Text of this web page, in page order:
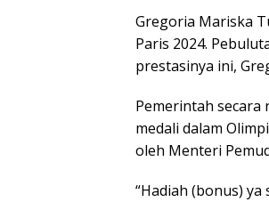
Gregoria Mariska
Paris 2024.
prestasinya ini,
Pemerintah
medali dalam
oleh Menteri
“Hadiah (bonus)